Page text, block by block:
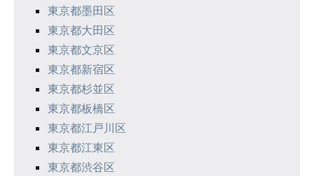
東京都墨田区
東京都大田区
東京都文京区
東京都新宿区
東京都杉並区
東京都板橋区
東京都江戸川区
東京都江東区
東京都渋谷区